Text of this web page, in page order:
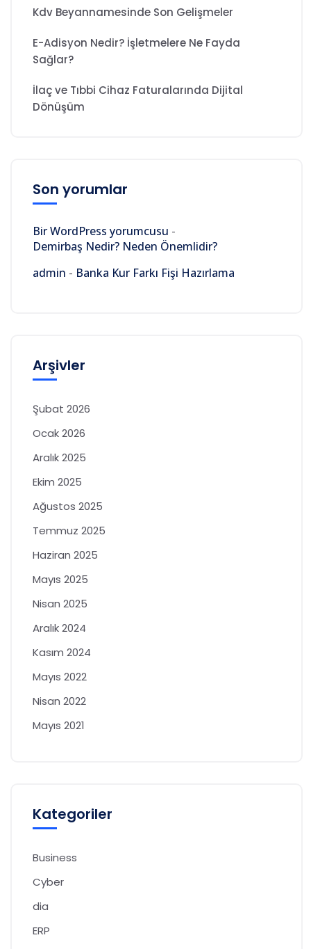
Kdv Beyannamesinde Son Gelişmeler
E-Adisyon Nedir? İşletmelere Ne Fayda
Sağlar?
İlaç ve Tıbbi Cihaz Faturalarında Dijital
Dönüşüm
Son yorumlar
Bir WordPress yorumcusu -
Demirbaş Nedir? Neden Önemlidir?
admin - Banka Kur Farkı Fişi Hazırlama
Arşivler
Şubat 2026
Ocak 2026
Aralık 2025
Ekim 2025
Ağustos 2025
Temmuz 2025
Haziran 2025
Mayıs 2025
Nisan 2025
Aralık 2024
Kasım 2024
Mayıs 2022
Nisan 2022
Mayıs 2021
Kategoriler
Business
Cyber
dia
ERP